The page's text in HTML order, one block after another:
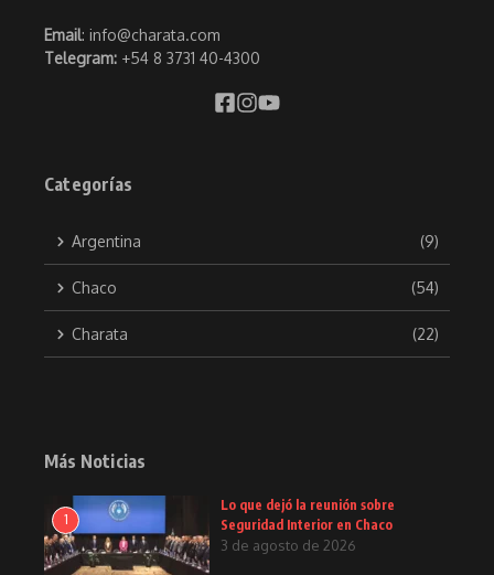
Email: info@charata.com
Telegram: +54 8 3731 40-4300
Categorías
Argentina (9)
Chaco (54)
Charata (22)
Más Noticias
1
Lo que dejó la reunión sobre
Seguridad Interior en Chaco
3 de agosto de 2026